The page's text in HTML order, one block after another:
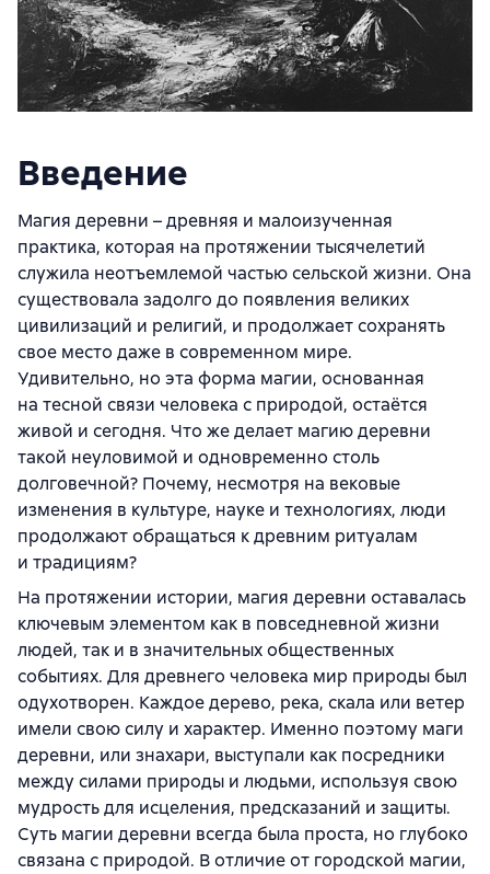
Введение
Магия деревни – древняя и малоизученная
практика, которая на протяжении тысячелетий
служила неотъемлемой частью сельской жизни. Она
существовала задолго до появления великих
цивилизаций и религий, и продолжает сохранять
свое место даже в современном мире.
Удивительно, но эта форма магии, основанная
на тесной связи человека с природой, остаётся
живой и сегодня. Что же делает магию деревни
такой неуловимой и одновременно столь
долговечной? Почему, несмотря на вековые
изменения в культуре, науке и технологиях, люди
продолжают обращаться к древним ритуалам
и традициям?
На протяжении истории, магия деревни оставалась
ключевым элементом как в повседневной жизни
людей, так и в значительных общественных
событиях. Для древнего человека мир природы был
одухотворен. Каждое дерево, река, скала или ветер
имели свою силу и характер. Именно поэтому маги
деревни, или знахари, выступали как посредники
между силами природы и людьми, используя свою
мудрость для исцеления, предсказаний и защиты.
Суть магии деревни всегда была проста, но глубоко
связана с природой. В отличие от городской магии,